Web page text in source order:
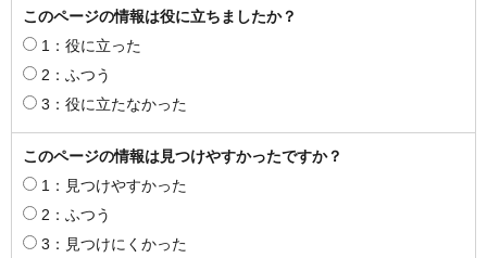
このページの情報は役に立ちましたか？
1：役に立った
2：ふつう
3：役に立たなかった
このページの情報は見つけやすかったですか？
1：見つけやすかった
2：ふつう
3：見つけにくかった